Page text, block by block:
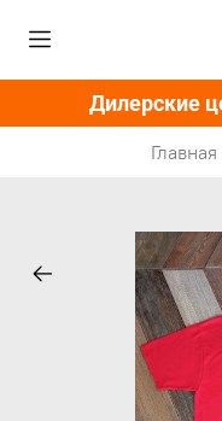
Дилерские
Главная